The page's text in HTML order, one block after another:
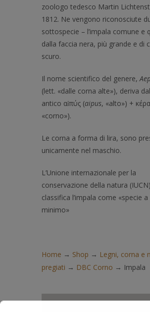
zoologo tedesco Martin
1812. Ne vengono riconosciute
sottospecie – l’impala comune e
dalla faccia nera, più grande e di
scuro.
Il nome scientifico del genere,
(lett. «dalle corna alte»), deriva dal
antico αἰπύς (aipus, «alto») +
«corno»).
Le corna a forma di lira, sono
unicamente nel maschio.
L’Unione internazionale per la
conservazione della natura (IUCN)
classifica l’impala come «specie
minimo»
Home → Shop → Legni, corna e
pregiati → DBC Corno → Impala
IMPALA